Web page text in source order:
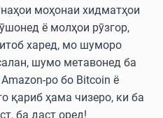
моҳонаи хидматҳои
ё молҳои рӯзгор,
харед, мо шуморо
шумо метавонед ба
ро бо Bitcoin ё
қариб ҳама чизеро, ки ба
ба даст оред!